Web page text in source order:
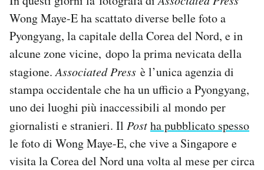
CALENDARIO
AREA PERSONALE
Area Personale
Newsletter
Notifiche mobile
Regala il Post
Hai bisogno di aiuto?
Esci
Wong Maye-E ha scattato diverse belle foto a
Pyongyang, la capitale della Corea del Nord, e in
alcune zone vicine, dopo la prima nevicata della
stagione.Associated Press è l’unica agenzia di
stampa occidentale che ha un ufficio a Pyongyang,
uno dei luoghi più inaccessibili al mondo per
giornalisti e stranieri. Il Postha pubblicato spesso
le foto di Wong Maye-E, che vive a Singapore e
visita la Corea del Nord una volta al mese per circa